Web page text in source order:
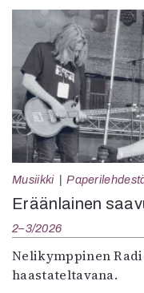
Musiikki
Eräänlainen
2–3/2026
Nelikymppinen
haastateltavana.